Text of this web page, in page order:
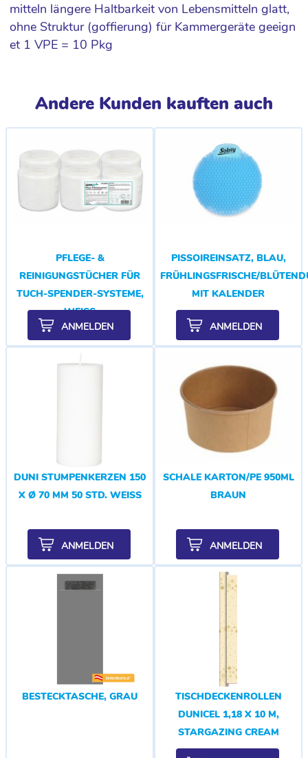
mitteln längere Haltbarkeit von Lebensmitteln glatt,
ohne Struktur (goffierung) für Kammergeräte geeign
et 1 VPE = 10 Pkg
Andere Kunden kauften auch
PFLEGE- &
REINIGUNGSTÜCHER FÜR
TUCH-SPENDER-SYSTEME,
WEISS
ANMELDEN
PISSOIREINSATZ, BLAU,
FRÜHLINGSFRISCHE/
MIT KALENDER
ANMELDEN
DUNI STUMPENKERZEN 150
X Ø 70 MM 50 STD. WEISS
ANMELDEN
SCHALE KARTON/PE 950ML
BRAUN
ANMELDEN
BESTECKTASCHE, GRAU
TISCHDECKENROLLEN
DUNICEL 1,18 X 10 M,
STARGAZING CREAM